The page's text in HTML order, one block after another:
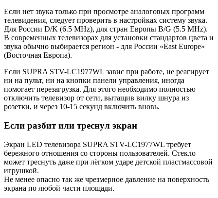
Если нет звука только при просмотре аналоговых программ
телевидения, следует проверить в настройках систему звука.
Для России D/K (6.5 MHz), для стран Европы B/G (5.5 MHz).
В современных телевизорах для установки стандартов цвета и
звука обычно выбирается регион - для России «East Europe»
(Восточная Европа).
Если SUPRA STV-LC1977WL завис при работе, не реагирует
ни на пульт, ни на кнопки панели управления, иногда
помогает перезагрузка. Для этого необходимо полностью
отключить телевизор от сети, вытащив вилку шнура из
розетки, и через 10-15 секунд включить вновь.
Если разбит или треснул экран
Экран LED телевизора SUPRA STV-LC1977WL требует
бережного отношения со стороны пользователей. Стекло
может треснуть даже при лёгком ударе детской пластмассовой
игрушкой.
Не менее опасно так же чрезмерное давление на поверхность
экрана по любой части площади.